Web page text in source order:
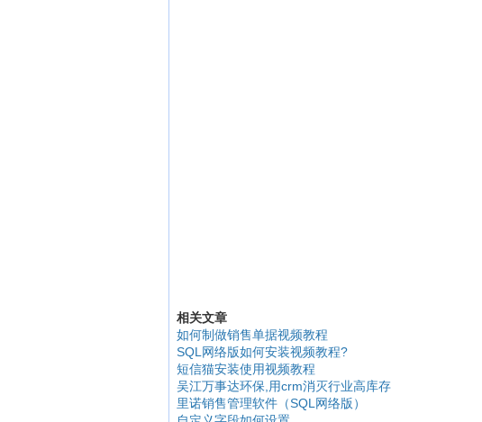
相关文章
如何制做销售单据视频教程
SQL网络版如何安装视频教程?
短信猫安装使用视频教程
吴江万事达环保,用crm消灭行业高库存
里诺销售管理软件（SQL网络版）